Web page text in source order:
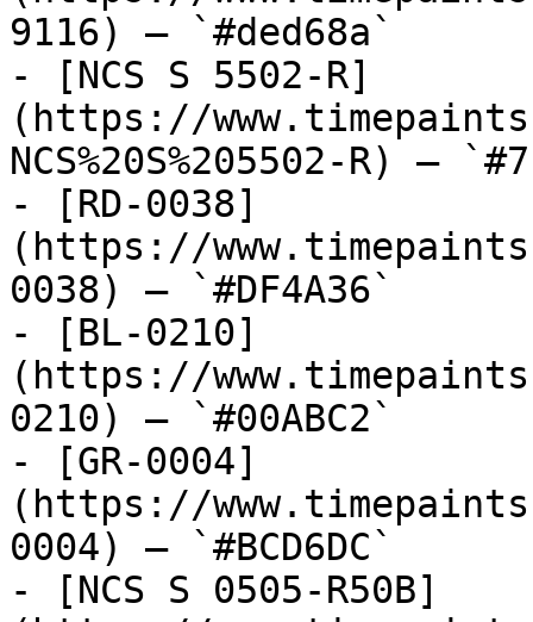
9116) — `#ded68a`
- [NCS S 5502-R]
(https://
NCS%20S%205502-R) —
- [RD-0038]
(https://
0038) — `#DF4A36`
- [BL-0210]
(https://
0210) — `#00ABC2`
- [GR-0004]
(https://
0004) — `#BCD6DC`
- [NCS S 0505-R50B]